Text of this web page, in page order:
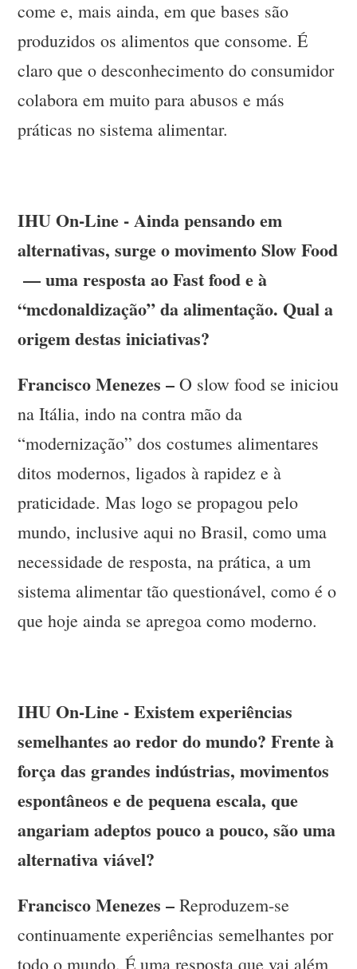
come e, mais ainda, em que bases são
produzidos os alimentos que consome. É
claro que o desconhecimento do consumidor
colabora em muito para abusos e más
práticas no sistema alimentar.
IHU On-Line - Ainda pensando em
alternativas, surge o movimento Slow Food
— uma resposta ao Fast food e à
“mcdonaldização” da alimentação. Qual a
origem destas iniciativas?
Francisco Menezes –O slow food se iniciou
na Itália, indo na contra mão da
“modernização” dos costumes alimentares
ditos modernos, ligados à rapidez e à
praticidade. Mas logo se propagou pelo
mundo, inclusive aqui no Brasil, como uma
necessidade de resposta, na prática, a um
sistema alimentar tão questionável, como é o
que hoje ainda se apregoa como moderno.
IHU On-Line - Existem experiências
semelhantes ao redor do mundo? Frente à
força das grandes indústrias, movimentos
espontâneos e de pequena escala, que
angariam adeptos pouco a pouco, são uma
alternativa viável?
Francisco Menezes – Reproduzem-se
continuamente experiências semelhantes por
todo o mundo. É uma resposta que vai além